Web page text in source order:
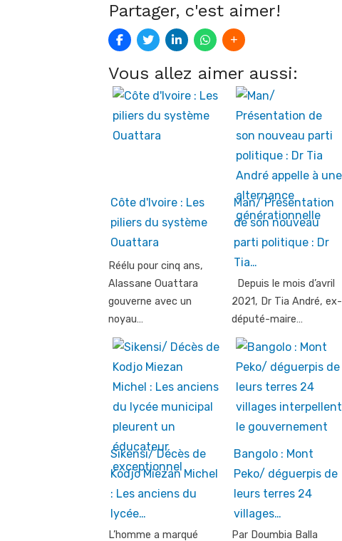
Partager, c'est aimer!
Vous allez aimer aussi:
Côte d'Ivoire : Les
piliers du système
Ouattara
Réélu pour cinq ans,
Alassane Ouattara
gouverne avec un
noyau…
Man/ Présentation
de son nouveau
parti politique : Dr
Tia…
Depuis le mois d’avril
2021, Dr Tia André, ex-
député-maire…
Sikensi/ Décès de
Kodjo Miezan Michel
: Les anciens du
lycée…
L’homme a marqué
Bangolo : Mont
Peko/ déguerpis de
leurs terres 24
villages…
Par Doumbia Balla